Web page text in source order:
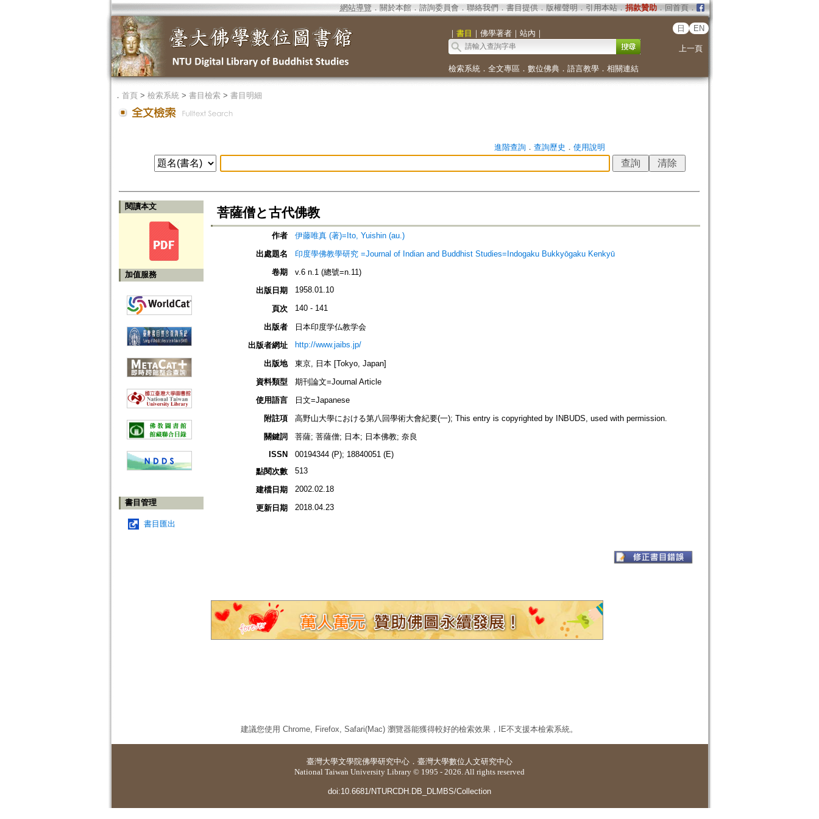
網站導覽 ． 關於本館． 諮詢委員會． 聯絡我們 ． 書目提供． 版權聲明 ． 引用本站． 捐款贊助．回首頁．
｜ 書目 ｜ 佛學著者｜ 站內 ｜
日 EN
上一頁
檢索系統． 全文專區 ． 數位佛典． 語言教學． 相關連結
． 首頁> 檢索系統> 書目檢索> 書目明細
進階查詢． 查詢歷史 ． 使用說明
閱讀本文
加值服務
書目管理
書目匯出
菩薩僧と古代佛教
作者
伊藤唯真 (著)=Ito, Yuishin (au.)
出處題名
印度學佛教學研究 =Journal of Indian and Buddhist Studies=Indogaku Bukkyōgaku Kenkyū
卷期
v.6 n.1 (總號=n.11)
出版日期
1958.01.10
頁次 140 - 141
出版者
日本印度学仏教学会
出版者網址
http://www.jaibs.jp/
出版地
東京, 日本 [Tokyo, Japan]
資料類型
期刊論文=Journal Article
使用語言
日文=Japanese
附註項
高野山大學における第八回學術大會紀要(一); This entry is copyrighted by INBUDS, used with permission.
關鍵詞
菩薩; 菩薩僧; 日本; 日本佛教; 奈良
ISSN
00194344 (P); 18840051 (E)
點閱次數
513
建檔日期 2002.02.18
更新日期 2018.04.23
建議您使用 Chrome, Firefox, Safari(Mac) 瀏覽器能獲得較好的檢索效果，IE不支援本檢索系統。
臺灣大學文學院佛學研究中心 ． 臺灣大學數位人文研究中心
National Taiwan University Library © 1995 - 2026. All rights reserved
doi:10.6681/NTURCDH.DB_DLMBS/Collection